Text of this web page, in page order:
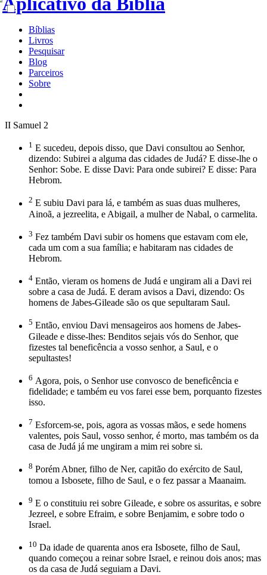
Bíblias
Livros
Pesquisar
Blog
Parceiros
Sobre
II Samuel 2
1 E sucedeu, depois disso, que Davi consultou ao Senhor,
dizendo: Subirei a alguma das cidades de Judá? E disse-lhe o
Senhor: Sobe. E disse Davi: Para onde subirei? E disse: Para
Hebrom.
2 E subiu Davi para lá, e também as suas duas mulheres,
Ainoã, a jezreelita, e Abigail, a mulher de Nabal, o carmelita.
3 Fez também Davi subir os homens que estavam com ele,
cada um com a sua família; e habitaram nas cidades de
Hebrom.
4 Então, vieram os homens de Judá e ungiram ali a Davi rei
sobre a casa de Judá. E deram avisos a Davi, dizendo: Os
homens de Jabes-Gileade são os que sepultaram Saul.
5 Então, enviou Davi mensageiros aos homens de Jabes-
Gileade e disse-lhes: Benditos sejais vós do Senhor, que
fizestes tal beneficência a vosso senhor, a Saul, e o
sepultastes!
6 Agora, pois, o Senhor use convosco de beneficência e
fidelidade; e também eu vos farei esse bem, porquanto fizestes
isso.
7 Esforcem-se, pois, agora as vossas mãos, e sede homens
valentes, pois Saul, vosso senhor, é morto, mas também os da
casa de Judá já me ungiram a mim rei sobre si.
8 Porém Abner, filho de Ner, capitão do exército de Saul,
tomou a Isbosete, filho de Saul, e o fez passar a Maanaim.
9 E o constituiu rei sobre Gileade, e sobre os assuritas, e sobre
Jezreel, e sobre Efraim, e sobre Benjamim, e sobre todo o
Israel.
10 Da idade de quarenta anos era Isbosete, filho de Saul,
quando começou a reinar sobre Israel, e reinou dois anos; mas
os da casa de Judá seguiam a Davi.